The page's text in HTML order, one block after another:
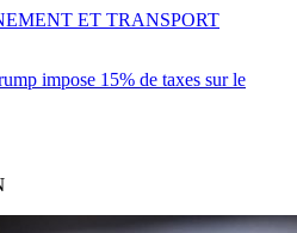
impose 15% de taxes sur le
ET TRANSPORT